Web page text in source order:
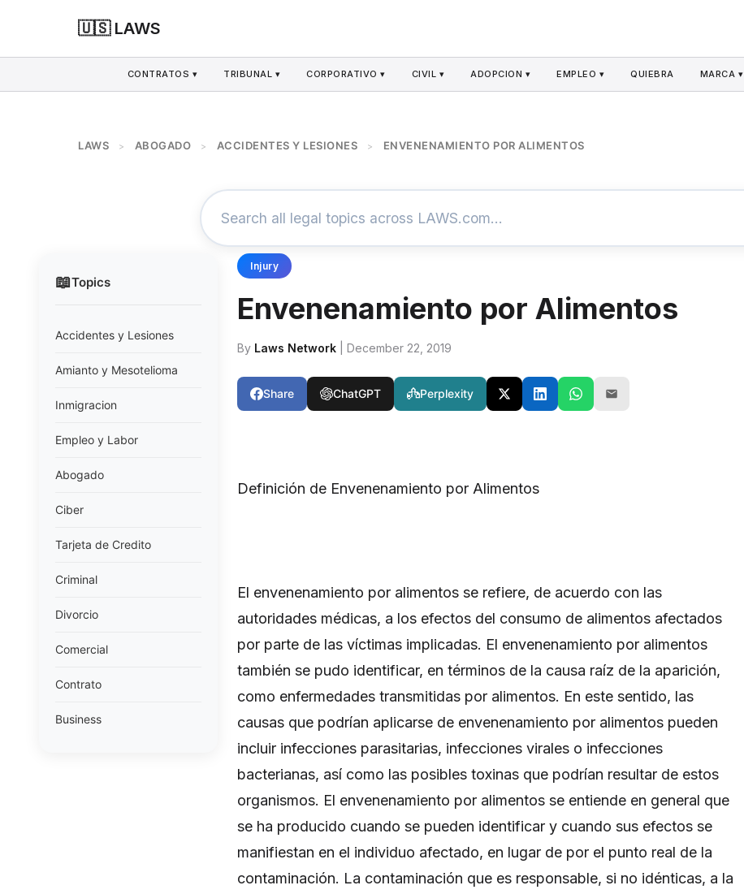
🇺🇸 LAWS
CONTRATOS ▾ TRIBUNAL ▾ CORPORATIVO ▾ CIVIL ▾ ADOPCION ▾ EMPLEO ▾ QUIEBRA MARCA ▾
LAWS > ABOGADO > ACCIDENTES Y LESIONES > ENVENENAMIENTO POR ALIMENTOS
📖Topics
Accidentes y Lesiones
Amianto y Mesotelioma
Inmigracion
Empleo y Labor
Abogado
Ciber
Tarjeta de Credito
Criminal
Divorcio
Comercial
Contrato
Business
Injury
Envenenamiento por Alimentos
By Laws Network | December 22, 2019
Share ChatGPT Perplexity
Definición de Envenenamiento por Alimentos
El envenenamiento por alimentos se refiere, de acuerdo con las
autoridades médicas, a los efectos del consumo de alimentos afectados
por parte de las víctimas implicadas. El envenenamiento por alimentos
también se pudo identificar, en términos de la causa raíz de la aparición,
como enfermedades transmitidas por alimentos. En este sentido, las
causas que podrían aplicarse de envenenamiento por alimentos pueden
incluir infecciones parasitarias, infecciones virales o infecciones
bacterianas, así como las posibles toxinas que podrían resultar de estos
organismos. El envenenamiento por alimentos se entiende en general que
se ha producido cuando se pueden identificar y cuando sus efectos se
manifiestan en el individuo afectado, en lugar de por el punto real de la
contaminación. La contaminación que es responsable, si no idénticas, a la